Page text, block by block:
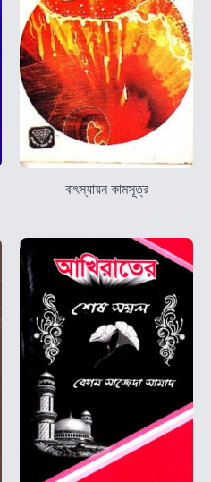
বাৎস্যায়ন কামসূত্র